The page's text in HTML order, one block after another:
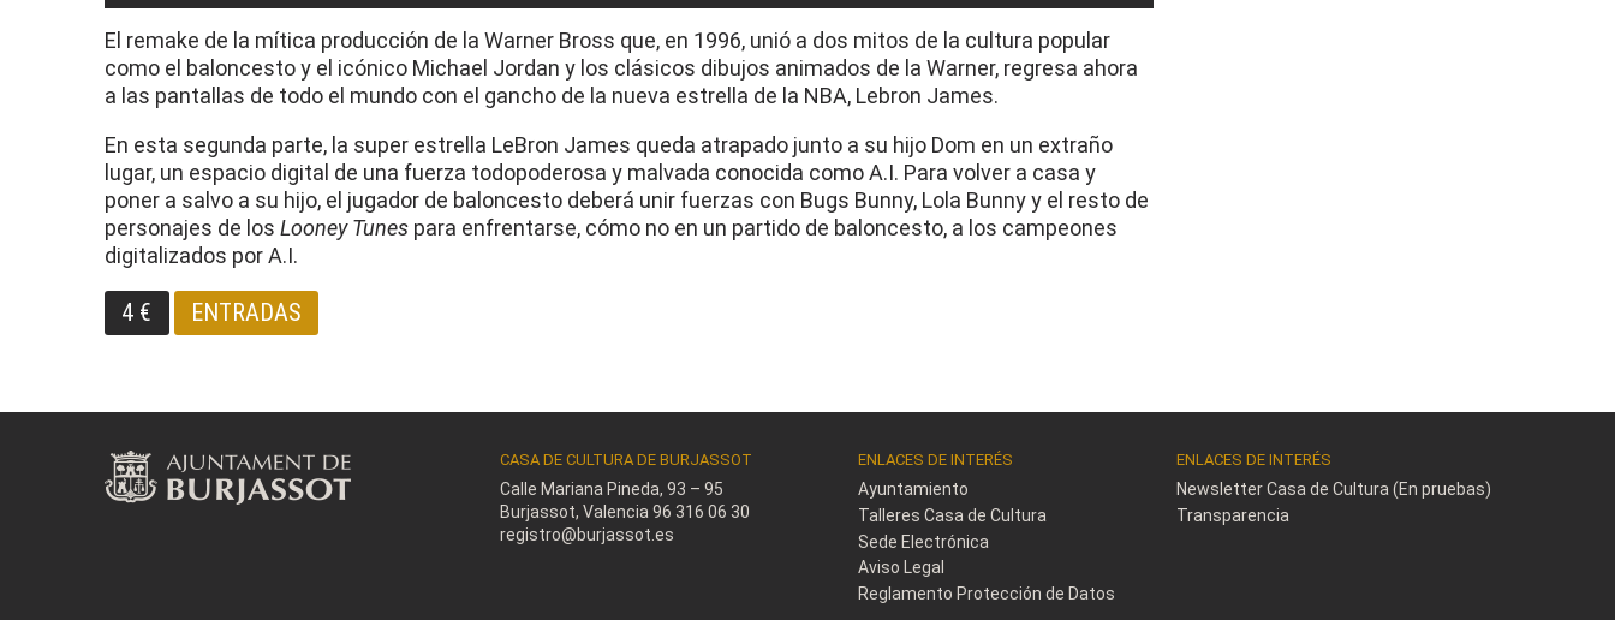
El remake de la mítica producción de la Warner Bross que, en 1996, unió a dos mitos de la cultura popular
como el baloncesto y el icónico Michael Jordan y los clásicos dibujos animados de la Warner, regresa ahora
a las pantallas de todo el mundo con el gancho de la nueva estrella de la NBA, Lebron James.
En esta segunda parte, la super estrella LeBron James queda atrapado junto a su hijo Dom en un extraño
lugar, un espacio digital de una fuerza todopoderosa y malvada conocida como A.I. Para volver a casa y
poner a salvo a su hijo, el jugador de baloncesto deberá unir fuerzas con Bugs Bunny, Lola Bunny y el resto de
personajes de los Looney Tunes para enfrentarse, cómo no en un partido de baloncesto, a los campeones
digitalizados por A.I.
4 € ENTRADAS
CASA DE CULTURA DE BURJASSOT
Calle Mariana Pineda, 93 – 95
Burjassot, Valencia 96 316 06 30
registro@burjassot.es
ENLACES DE INTERÉS
Ayuntamiento
Talleres Casa de Cultura
Sede Electrónica
Aviso Legal
Reglamento Protección de Datos
ENLACES DE INTERÉS
Newsletter Casa de Cultura (En pruebas)
Transparencia